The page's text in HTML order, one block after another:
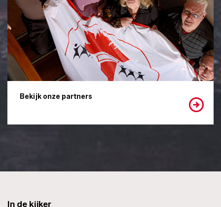
Bekijk onze partners
In de kijker